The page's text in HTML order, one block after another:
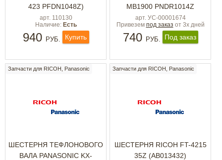
423 PFDN1048Z)
арт. 110130
Наличие: Есть
940 РУБ. Купить
MB1900 PNDR1014Z
арт. УС-00001674
Привезем под заказ от 3х дней
740 РУБ. Под заказ
Запчасти для RICOH, Panasonic
ШЕСТЕРНЯ ТЕФЛОНОВОГО
ВАЛА PANASONIC KX-
Запчасти для RICOH, Panasonic
ШЕСТЕРНЯ RICOH FT-4215
35Z (AB013432)